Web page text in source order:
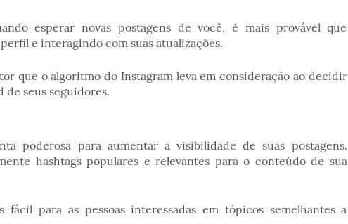
esperar novas postagens de você, é mais provável que
e interagindo com suas atualizações.
que o algoritmo do Instagram leva em consideração ao decidir
de seus seguidores.
poderosa para aumentar a visibilidade de suas postagens.
hashtags populares e relevantes para o conteúdo de sua
fácil para as pessoas interessadas em tópicos semelhantes a